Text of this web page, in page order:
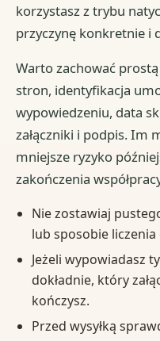
korzystasz z trybu
przyczynę konkretnie i
Warto zachować
stron, identyfikacja
wypowiedzeniu, data
załączniki i podpis. Im
mniejsze ryzyko
zakończenia
Nie zostawiaj
lub sposobie
Jeżeli wypowiadasz
dokładnie, który
kończysz.
Przed wysyłką